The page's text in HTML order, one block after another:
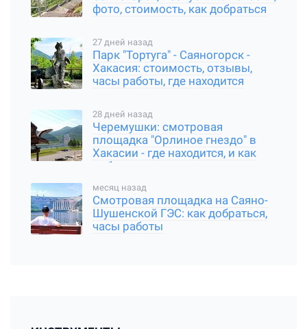
фото, стоимость, как добраться
27 дней назад
Парк "Тортуга" - Саяногорск -
Хакасия: стоимость, отзывы,
часы работы, где находится
28 дней назад
Черемушки: смотровая
площадка "Орлиное гнездо" в
Хакасии - где находится, и как
добраться
месяц назад
Смотровая площадка на Саяно-
Шушенской ГЭС: как добраться,
часы работы